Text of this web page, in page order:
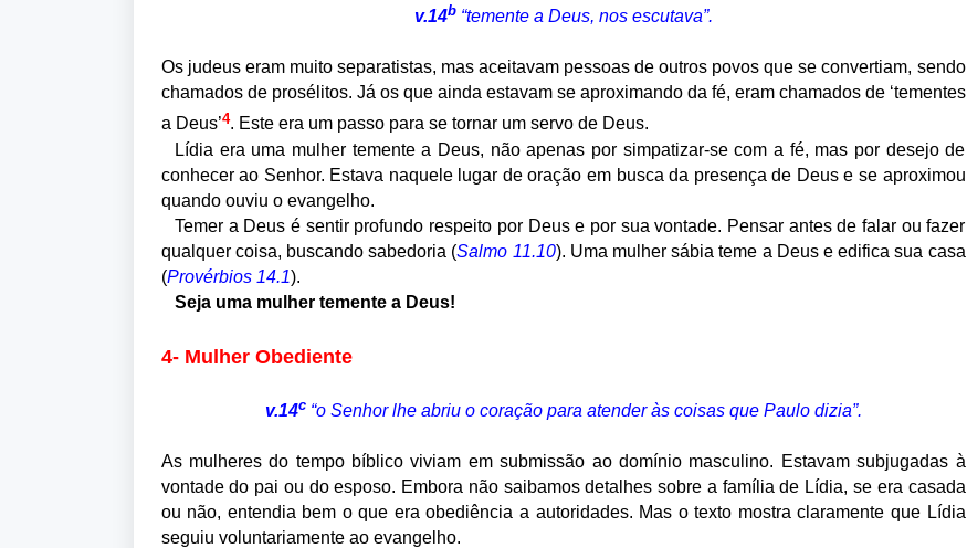
v.14b “temente a Deus, nos escutava”.
Os judeus eram muito separatistas, mas aceitavam pessoas de outros povos que se convertiam, sendo
chamados de prosélitos. Já os que ainda estavam se aproximando da fé, eram chamados de ‘tementes
a Deus’4. Este era um passo para se tornar um servo de Deus.
Lídia era uma mulher temente a Deus, não apenas por simpatizar-se com a fé, mas por desejo de
conhecer ao Senhor. Estava naquele lugar de oração em busca da presença de Deus e se aproximou
quando ouviu o evangelho.
Temer a Deus é sentir profundo respeito por Deus e por sua vontade. Pensar antes de falar ou fazer
qualquer coisa, buscando sabedoria (Salmo 11.10). Uma mulher sábia teme a Deus e edifica sua casa
(Provérbios 14.1).
Seja uma mulher temente a Deus!
4- Mulher Obediente
v.14c “o Senhor lhe abriu o coração para atender às coisas que Paulo dizia”.
As mulheres do tempo bíblico viviam em submissão ao domínio masculino. Estavam subjugadas à
vontade do pai ou do esposo. Embora não saibamos detalhes sobre a família de Lídia, se era casada
ou não, entendia bem o que era obediência a autoridades. Mas o texto mostra claramente que Lídia
seguiu voluntariamente ao evangelho.